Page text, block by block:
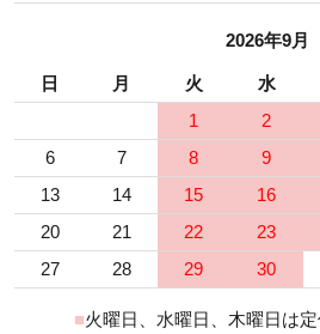
2026年9月
日 月 火 水
1
2
6
7 8 9
13
14 15 16
20
21 22 23
27
28 29 30
■火曜日、水曜日、木曜日は定